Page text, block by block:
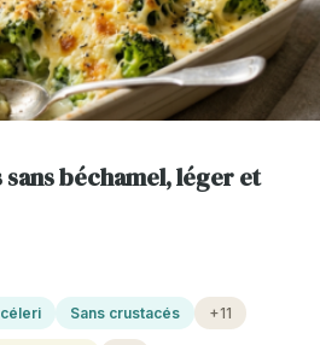
béchamel, léger et
Sans crustacés +11